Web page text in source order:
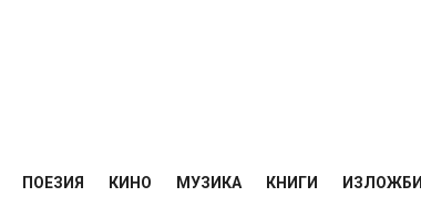
ПОЕЗИЯ КИНО МУЗИКА КНИГИ ИЗЛОЖБИ